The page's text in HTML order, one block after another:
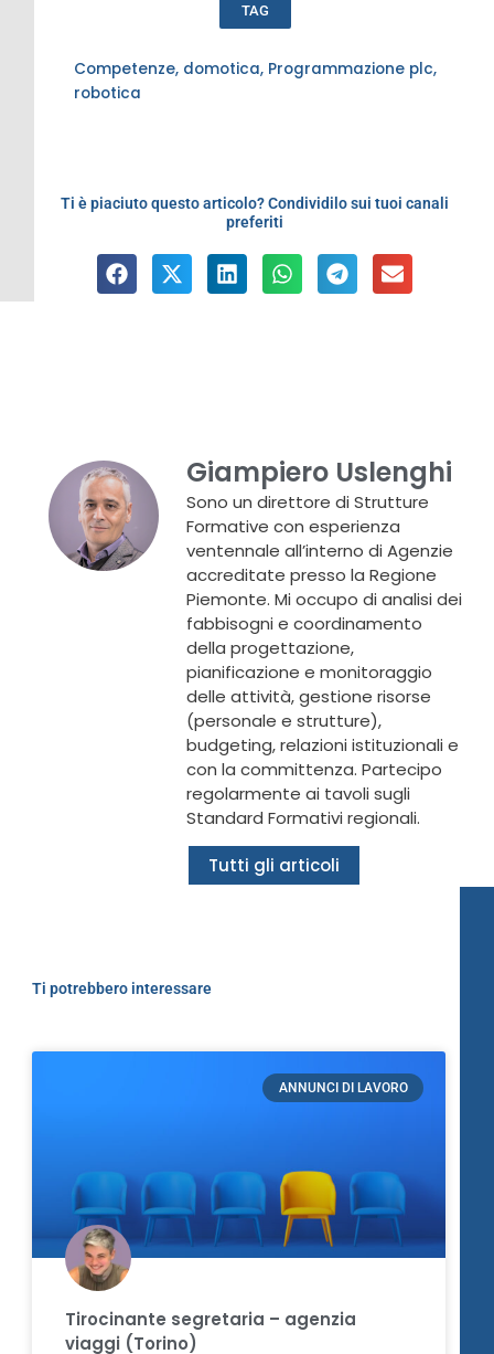
TAG
Competenze, domotica, Programmazione plc,
robotica
Ti è piaciuto questo articolo? Condividilo sui tuoi canali
preferiti
Giampiero Uslenghi
Sono un direttore di Strutture
Formative con esperienza
ventennale all’interno di Agenzie
accreditate presso la Regione
Piemonte. Mi occupo di analisi dei
fabbisogni e coordinamento
della progettazione,
pianificazione e monitoraggio
delle attività, gestione risorse
(personale e strutture),
budgeting, relazioni istituzionali e
con la committenza. Partecipo
regolarmente ai tavoli sugli
Standard Formativi regionali.
Tutti gli articoli
Ti potrebbero interessare
ANNUNCI DI LAVORO
Tirocinante segretaria – agenzia
viaggi (Torino)